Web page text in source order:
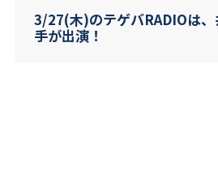
3/27(木)のテゲバRADIOは
手が出演！